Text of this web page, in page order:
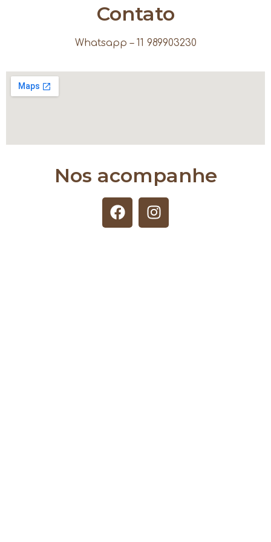
Contato
Whatsapp – 11 989903230
Nos acompanhe